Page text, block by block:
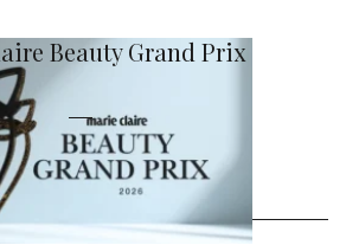
Beauty Grand Prix